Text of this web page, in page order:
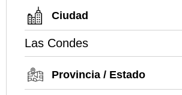
Ciudad
Las Condes
Provincia / Estado